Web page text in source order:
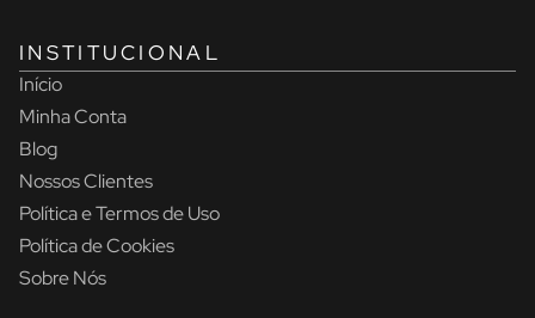
INSTITUCIONAL
Início
Minha Conta
Blog
Nossos Clientes
Política e Termos de Uso
Política de Cookies
Sobre Nós